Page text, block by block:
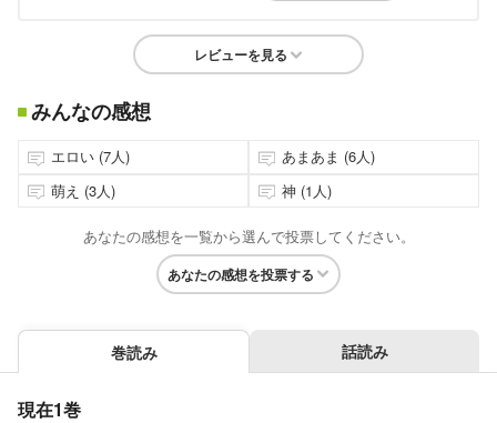
レビューを見る
みんなの感想
エロい (7人)
あまあま (6人)
萌え (3人)
神 (1人)
あなたの感想を一覧から選んで投票してください。
あなたの感想を投票する
巻読み 話読み
現在1巻